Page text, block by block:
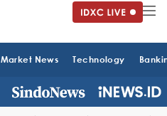
Market News Technology